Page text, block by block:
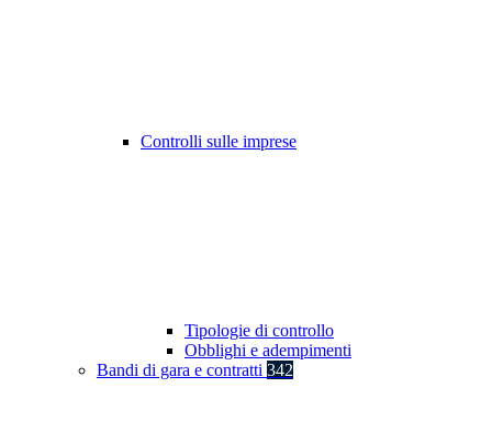
Controlli sulle imprese
Tipologie di controllo
Obblighi e adempimenti
Bandi di gara e contratti 342